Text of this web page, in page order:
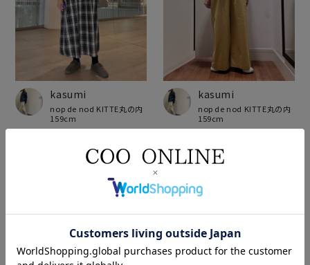
kasumi
nop de nod KITTE丸の内
159cm
kasumi
nop de nod KITTE丸の内
159cm